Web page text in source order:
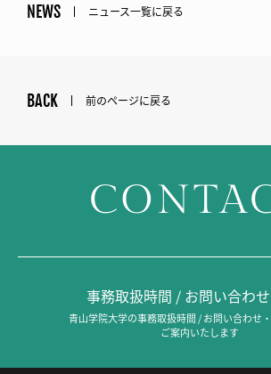
NEWS ニュース一覧に戻る
BACK 前のページに戻る
事務取扱時間 / お問い合わ
青山学院大学の事務取扱時間 / お問い合わせ
ご案内いたします